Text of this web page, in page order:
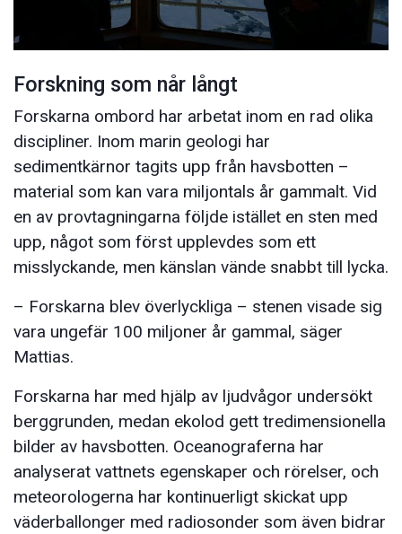
Forskning som når långt
Forskarna ombord har arbetat inom en rad olika
discipliner. Inom marin geologi har
sedimentkärnor tagits upp från havsbotten –
material som kan vara miljontals år gammalt. Vid
en av provtagningarna följde istället en sten med
upp, något som först upplevdes som ett
misslyckande, men känslan vände snabbt till lycka.
– Forskarna blev överlyckliga – stenen visade sig
vara ungefär 100 miljoner år gammal, säger
Mattias.
Forskarna har med hjälp av ljudvågor undersökt
berggrunden, medan ekolod gett tredimensionella
bilder av havsbotten. Oceanograferna har
analyserat vattnets egenskaper och rörelser, och
meteorologerna har kontinuerligt skickat upp
väderballonger med radiosonder som även bidrar